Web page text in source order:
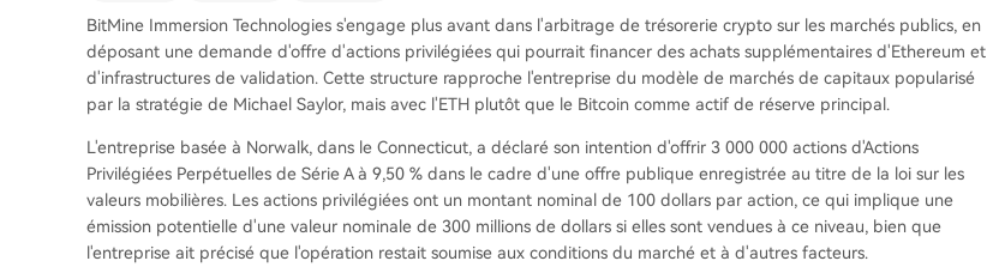
BitMine Immersion Technologies s'engage plus avant dans l'arbitrage de trésorerie crypto sur les marchés publics, en
déposant une demande d'offre d'actions privilégiées qui pourrait financer des achats supplémentaires d'Ethereum et
d'infrastructures de validation. Cette structure rapproche l'entreprise du modèle de marchés de capitaux popularisé
par la stratégie de Michael Saylor, mais avec l'ETH plutôt que le Bitcoin comme actif de réserve principal.
L'entreprise basée à Norwalk, dans le Connecticut, a déclaré son intention d'offrir 3 000 000 actions d'Actions
Privilégiées Perpétuelles de Série A à 9,50 % dans le cadre d'une offre publique enregistrée au titre de la loi sur les
valeurs mobilières. Les actions privilégiées ont un montant nominal de 100 dollars par action, ce qui implique une
émission potentielle d'une valeur nominale de 300 millions de dollars si elles sont vendues à ce niveau, bien que
l'entreprise ait précisé que l'opération restait soumise aux conditions du marché et à d'autres facteurs.